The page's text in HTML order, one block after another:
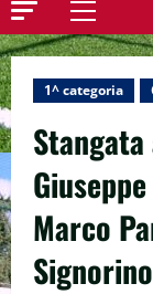
Menu
1^ categoria
Marco